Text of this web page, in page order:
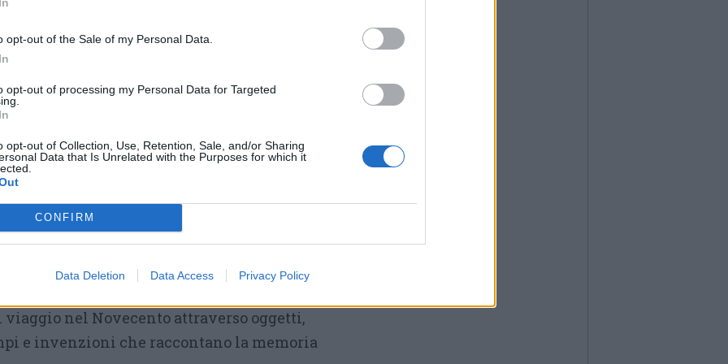
opt-out of the Sale of my Personal Data.
opt-out of processing my Personal Data for Targeted
opt-out of Collection, Use, Retention, Sale, and/or Sharing
Data that Is Unrelated with the Purposes for which it
CONFIRM
Data Deletion Data Access Privacy Policy
del nastro della mostra allestita nella
diGiulia Napoleone.
incisioniFogli nel tempo, presso l’Officina di
“Il Brunitoio” di Ghiffa. Entrambe le
visitabili nelle giornate di SacreSelve e fino
ottobre(apertura giovedì-domenica: 10-12 e
viaggio nel Novecento attraverso oggetti,
e invenzioni che raccontano la memoria